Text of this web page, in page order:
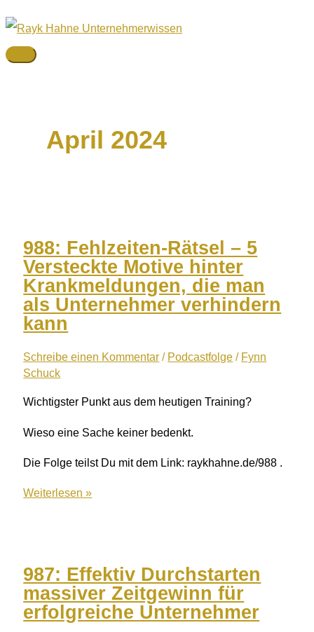
Zum
Inhalt
springen
Hauptmenü
April 2024
988: Fehlzeiten-Rätsel – 5
Versteckte Motive hinter
Krankmeldungen, die man
als Unternehmer verhindern
kann
Schreibe einen Kommentar / Podcastfolge / Fynn
Schuck
Wichtigster Punkt aus dem heutigen Training?
Wieso eine Sache keiner bedenkt.
Die Folge teilst Du mit dem Link: raykhahne.de/988 .
988:
5
Versteckte
Motive
hinter
Weiterlesen »
987: Effektiv Durchstarten
massiver Zeitgewinn für
erfolgreiche Unternehmer